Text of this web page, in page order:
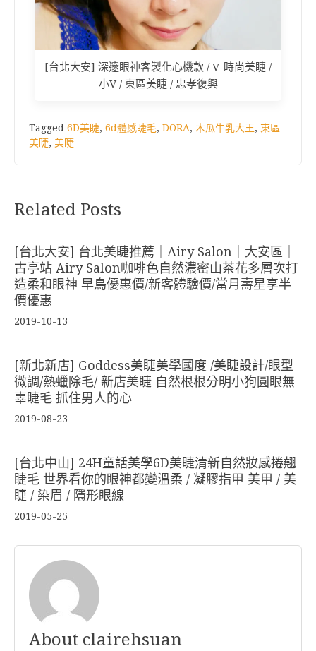
[台北大安] 深邃眼神客製化心機款 / V-時尚美睫 /
小V / 東區美睫 / 忠孝復興
Tagged 6D美睫, 6d體感睫毛, DORA, 木瓜牛乳大王, 東區
美睫, 美睫
Related Posts
[台北大安] 台北美睫推薦｜Airy Salon｜大安區｜
古亭站 Airy Salon咖啡色自然濃密山茶花多層次打
造柔和眼神 早鳥優惠價/新客體驗價/當月壽星享半
價優惠
2019-10-13
[新北新店] Goddess美睫美學國度 /美睫設計/眼型
微調/熱蠟除毛/ 新店美睫 自然根根分明小狗圓眼無
辜睫毛 抓住男人的心
2019-08-23
[台北中山] 24H童話美學6D美睫清新自然妝感捲翹
睫毛 世界看你的眼神都變溫柔 / 凝膠指甲 美甲 / 美
睫 / 染眉 / 隱形眼線
2019-05-25
About clairehsuan